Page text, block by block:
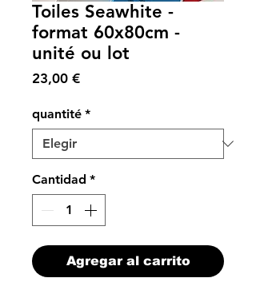
Toiles Seawhite -
format 60x80cm -
unité ou lot
23,00 €Precio
quantité *
Cantidad *
Agregar al carrito